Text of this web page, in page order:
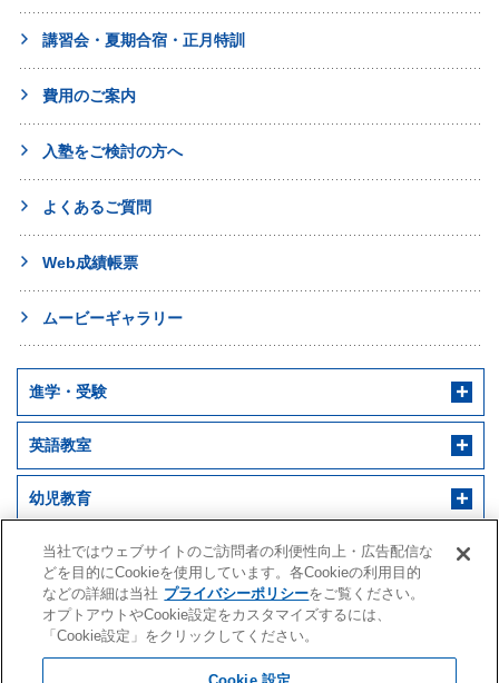
講習会・夏期合宿・正月特訓
費用のご案内
入塾をご検討の方へ
よくあるご質問
Web成績帳票
ムービーギャラリー
進学・受験
英語教室
幼児教育
幼児教室サンキッズ
医学部予備校
野田クルゼ
当社ではウェブサイトのご訪問者の利便性向上・広告配信な
どを目的にCookieを使用しています。各Cookieの利用目的
などの詳細は当社 プライバシーポリシーをご覧ください。
オプトアウトやCookie設定をカスタマイズするには、
「Cookie設定」をクリックしてください。